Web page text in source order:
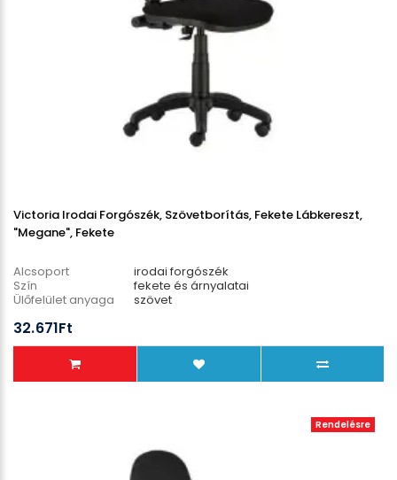
Victoria Irodai Forgószék, Szövetborítás, Fekete Lábkereszt,
"Megane", Fekete
Alcsoport
irodai forgószék
Szín
fekete és árnyalatai
Ülőfelület anyaga
szövet
Teherbírás
32.671Ft
Rendelésre